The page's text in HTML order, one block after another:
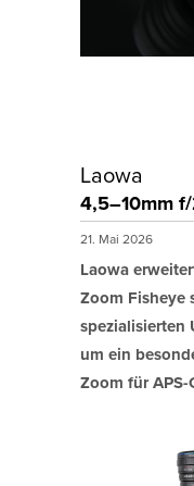
Laowa
4,5–10mm
21. Mai 2026
Laowa
Zoom Fisheye
um ein
Zoom für APS-